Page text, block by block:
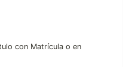
con Matrícula o en